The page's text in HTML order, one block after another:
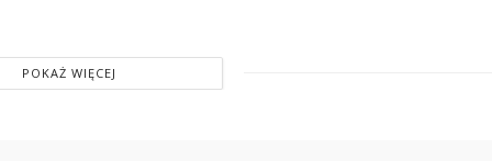
POKAŻ WIĘCEJ